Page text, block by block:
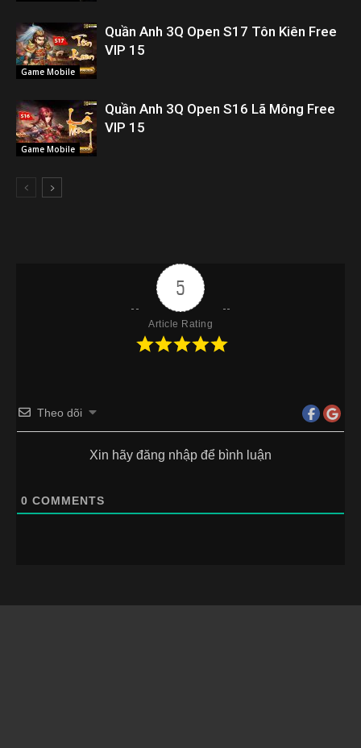
Game Mobile
Quần Anh 3Q Open S17 Tôn Kiên Free
VIP 15
Game Mobile
Quần Anh 3Q Open S16 Lã Mông Free
VIP 15
5
Article Rating
Theo dõi
Xin hãy đăng nhập để bình luận
0 COMMENTS